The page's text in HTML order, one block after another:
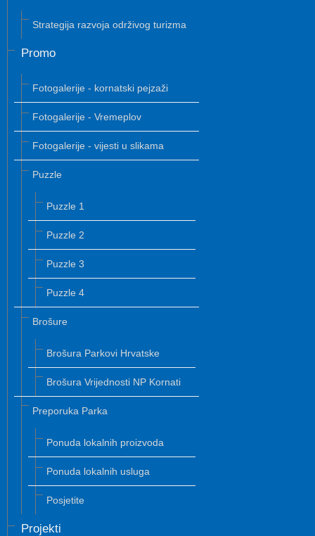
Strategija razvoja održivog turizma
Promo
Fotogalerije - kornatski pejzaži
Fotogalerije - Vremeplov
Fotogalerije - vijesti u slikama
Puzzle
Puzzle 1
Puzzle 2
Puzzle 3
Puzzle 4
Brošure
Brošura Parkovi Hrvatske
Brošura Vrijednosti NP Kornati
Preporuka Parka
Ponuda lokalnih proizvoda
Ponuda lokalnih usluga
Posjetite
Projekti